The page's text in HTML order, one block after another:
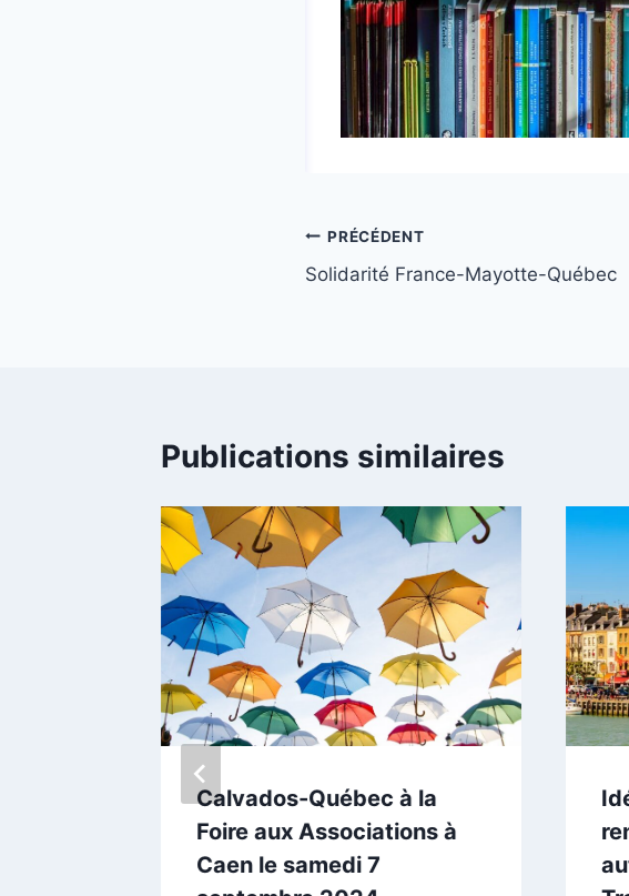
Navigation
de
PRÉCÉDENT
Solidarité France-Mayotte-Québec
Publications similaires
Calvados-Québec à la
Foire aux Associations à
Caen le samedi 7